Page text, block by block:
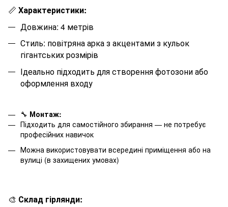
📏 Характеристики:
Довжина: 4 метрів
Стиль: повітряна арка з акцентами з кульок
гігантських розмірів
Ідеально підходить для створення фотозони або
оформлення входу
🔧 Монтаж:
Підходить для самостійного збирання — не потребує
професійних навичок
Можна використовувати всередині приміщення або на
вулиці (в захищених умовах)
🎨 Склад гірлянди: